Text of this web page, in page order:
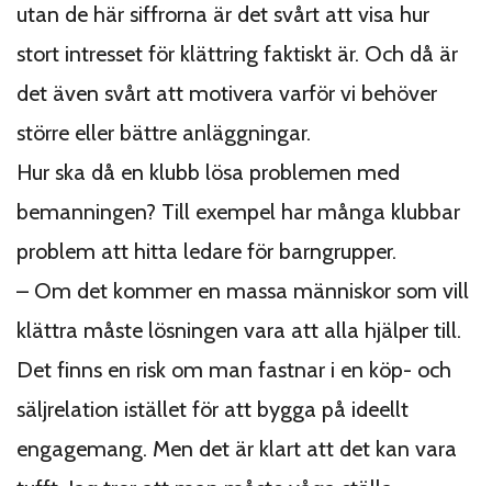
utan de här siffrorna är det svårt att visa hur
stort intresset för klättring faktiskt är. Och då är
det även svårt att motivera varför vi behöver
större eller bättre anläggningar.
Hur ska då en klubb lösa problemen med
bemanningen? Till exempel har många klubbar
problem att hitta ledare för barngrupper.
– Om det kommer en massa människor som vill
klättra måste lösningen vara att alla hjälper till.
Det finns en risk om man fastnar i en köp- och
säljrelation istället för att bygga på ideellt
engagemang. Men det är klart att det kan vara